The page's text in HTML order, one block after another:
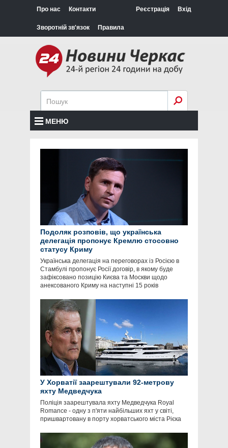
Про нас Контакти
Зворотній зв'язок Правила
Реєстрація Вхід
МЕНЮ
Подоляк розповів, що українська
делегація пропонує Кремлю стосовно
статусу Криму
Українська делегація на переговорах із Росією в
Стамбулі пропонує Росії договір, в якому буде
зафіксовано позицію Києва та Москви щодо
анексованого Криму на наступні 15 років
У Хорватії заарештували 92-метрову
яхту Медведчука
Поліція заарештувала яхту Медведчука Royal
Romance - одну з п'яти найбільших яхт у світі,
пришвартовану в порту хорватського міста Рієка